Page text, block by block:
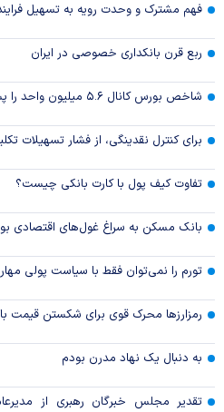
فهم مشترک و وحدت رویه به تسهیل
ربع قرن بانکداری خصوصی در ایران
شاخص بورس کانال ۵.۶ میلیون واحد را پس گرفت
برای کنترل نقدینگی، از فشار تسهیلات
تفاوت کیف پول با کارت بانکی چیست؟
بانک مسکن به سراغ غول‌های اقتصادی
تورم را نمی‌توان فقط با سیاست پولی
رمزارزها محرک قوی برای شکستن قیمت
به دنبال یک نهاد مدرن بودم
تقدیر مجلس خبرگان رهبری از